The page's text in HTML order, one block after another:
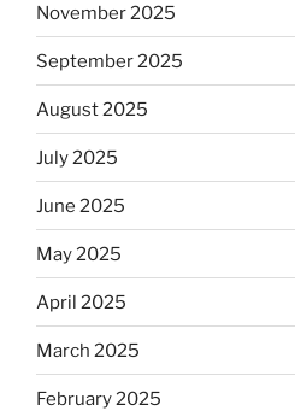
November 2025
September 2025
August 2025
July 2025
June 2025
May 2025
April 2025
March 2025
February 2025